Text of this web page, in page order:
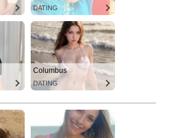
DATING
Columbus
DATING